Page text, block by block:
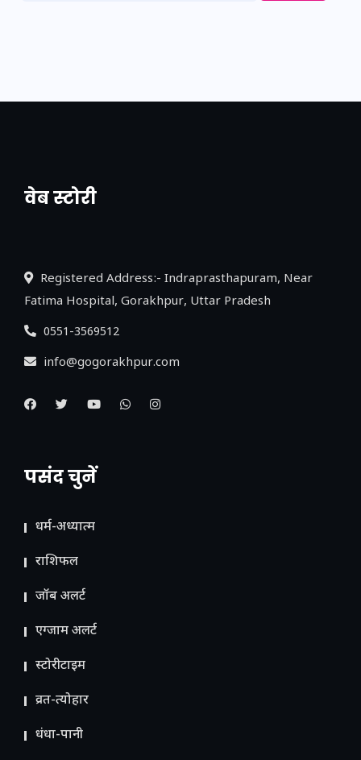
वेब स्टोरी
नया एक्सप्रेसवे: पूर्वांचल का लक, डेवलपमेंट का
Registered Address:- Indraprasthapuram, Near
Fatima Hospital, Gorakhpur, Uttar Pradesh
0551-3569512
info@gogorakhpur.com
पसंद चुनें
धर्म-अध्यात्म
राशिफल
जॉब अलर्ट
एग्जाम अलर्ट
स्टोरीटाइम
व्रत-त्योहार
धंधा-पानी